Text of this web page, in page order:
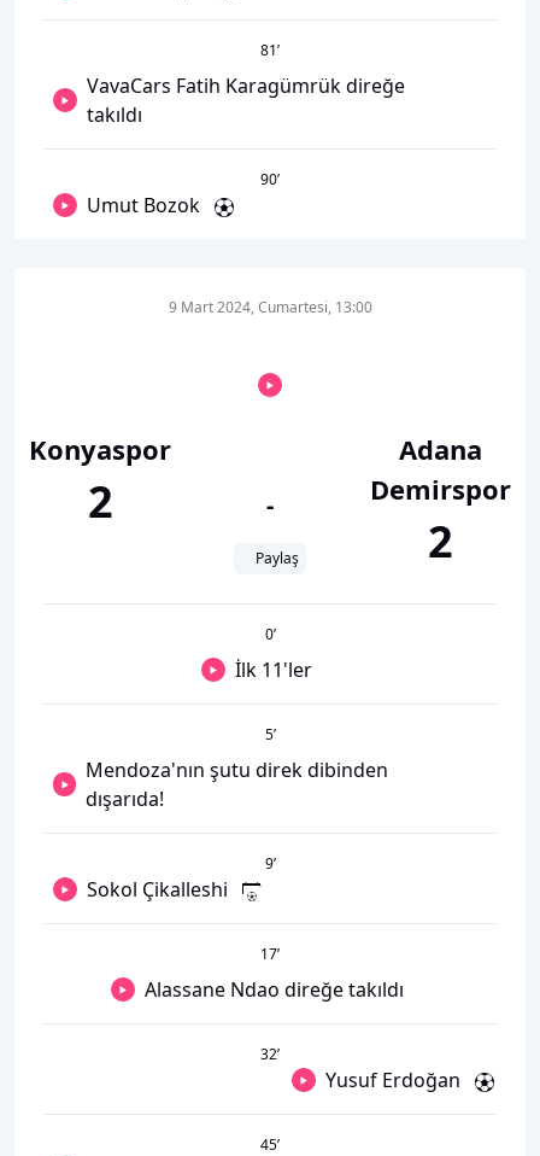
81’
VavaCars Fatih Karagümrük direğe
takıldı
90’
Umut Bozok
Konyaspor
2
9 Mart 2024, Cumartesi, 13:00
-
Paylaş
Adana
Demirspor
2
0’
İlk 11'ler
5’
Mendoza'nın şutu direk dibinden
dışarıda!
9’
Sokol Çikalleshi
17’
Alassane Ndao direğe takıldı
32’
Yusuf Erdoğan
45’